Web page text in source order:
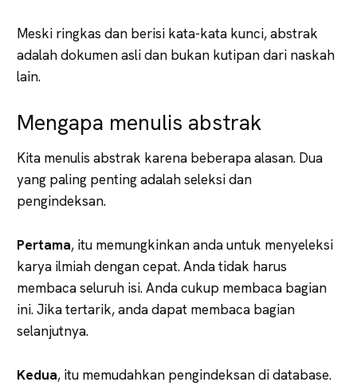
Meski ringkas dan berisi kata-kata kunci, abstrak
adalah dokumen asli dan bukan kutipan dari naskah
lain.
Mengapa menulis abstrak
Kita menulis abstrak karena beberapa alasan. Dua
yang paling penting adalah seleksi dan
pengindeksan.
Pertama, itu memungkinkan anda untuk menyeleksi
karya ilmiah dengan cepat. Anda tidak harus
membaca seluruh isi. Anda cukup membaca bagian
ini. Jika tertarik, anda dapat membaca bagian
selanjutnya.
Kedua, itu memudahkan pengindeksan di database.